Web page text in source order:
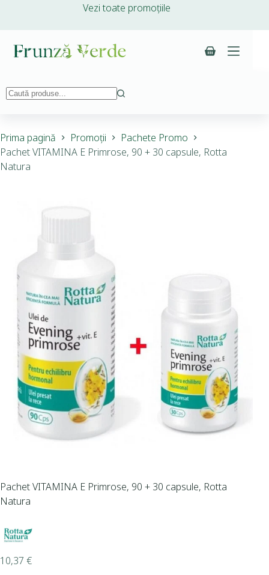
Vezi toate promoțiile
Prima pagină Promoții
Pachete Promo
Pachet VITAMINA E Primrose, 90 + 30 capsule, Rotta
Natura
Pachet VITAMINA E Primrose, 90 + 30 capsule, Rotta
Natura
10,37 €